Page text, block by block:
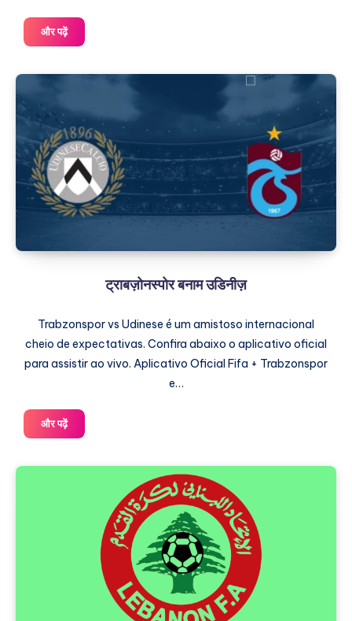
और पढ़ेंगैलाटासराय
बनाम
ट्राबज़ोनस्पोर बनाम उडिनीज़
Trabzonspor vs Udinese é um amistoso internacional
cheio de expectativas. Confira abaixo o aplicativo oficial
para assistir ao vivo. Aplicativo Oficial Fifa + Trabzonspor
e…
और पढ़ेंट्राबज़ोनस्पोर
बनाम